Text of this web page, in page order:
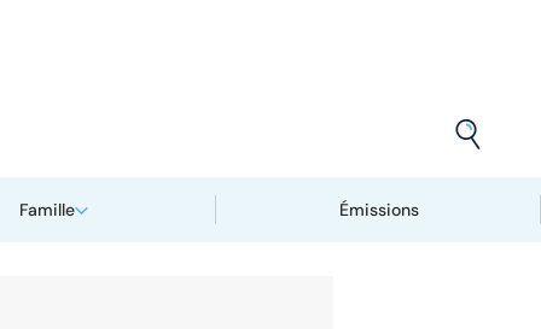
Famille Émissions